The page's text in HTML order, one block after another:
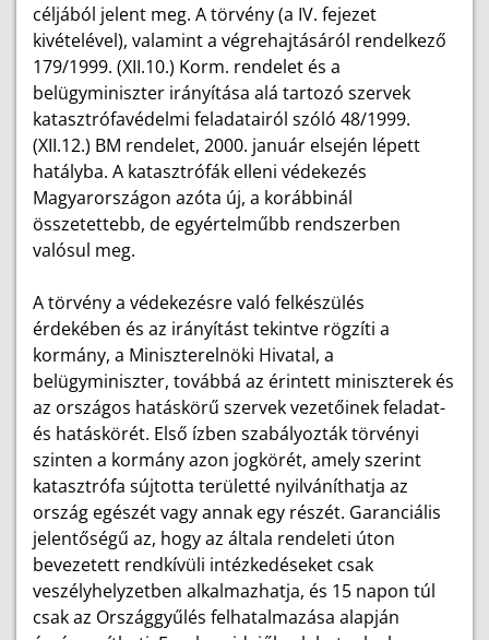
céljából jelent meg. A törvény (a IV. fejezet
kivételével), valamint a végrehajtásáról rendelkező
179/1999. (XII.10.) Korm. rendelet és a
belügyminiszter irányítása alá tartozó szervek
katasztrófavédelmi feladatairól szóló 48/1999.
(XII.12.) BM rendelet, 2000. január elsején lépett
hatályba. A katasztrófák elleni védekezés
Magyarországon azóta új, a korábbinál
összetettebb, de egyértelműbb rendszerben
valósul meg.
A törvény a védekezésre való felkészülés
érdekében és az irányítást tekintve rögzíti a
kormány, a Miniszterelnöki Hivatal, a
belügyminiszter, továbbá az érintett miniszterek és
az országos hatáskörű szervek vezetőinek feladat-
és hatáskörét. Első ízben szabályozták törvényi
szinten a kormány azon jogkörét, amely szerint
katasztrófa sújtotta területté nyilváníthatja az
ország egészét vagy annak egy részét. Garanciális
jelentőségű az, hogy az általa rendeleti úton
bevezetett rendkívüli intézkedéseket csak
veszélyhelyzetben alkalmazhatja, és 15 napon túl
csak az Országgyűlés felhatalmazása alapján